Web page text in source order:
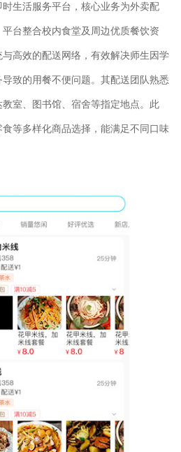
生活服务平台，核心业务为外卖配
台整合校内食堂及周边优质餐饮资
高效的配送网络，有效解决师生因学
致的用餐不便问题。其配送团队熟悉
室、图书馆、宿舍等指定地点。此
等多样化商品选择，能满足不同口味